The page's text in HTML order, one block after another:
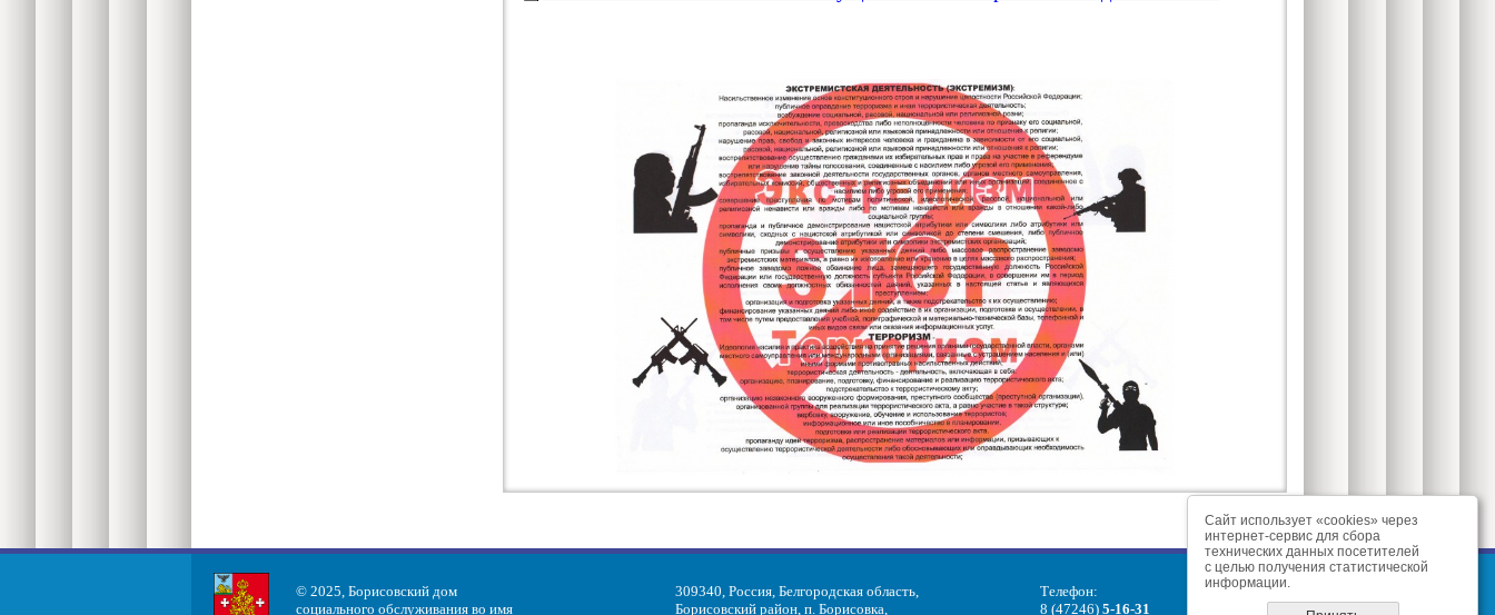
© 2025, Борисовский дом
социального обслуживания во имя
309340, Россия, Белгородская область,
Борисовский район, п. Борисовка,
Телефон:
8 (47246) 5-16-31
Сайт использует «cookies» через
интернет-сервис для сбора
технических данных посетителей
с целью получения статистической
информации.